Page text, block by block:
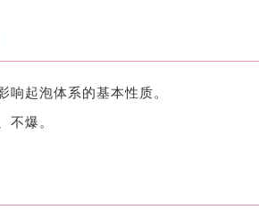
响起泡体系的基本性质。
不爆。